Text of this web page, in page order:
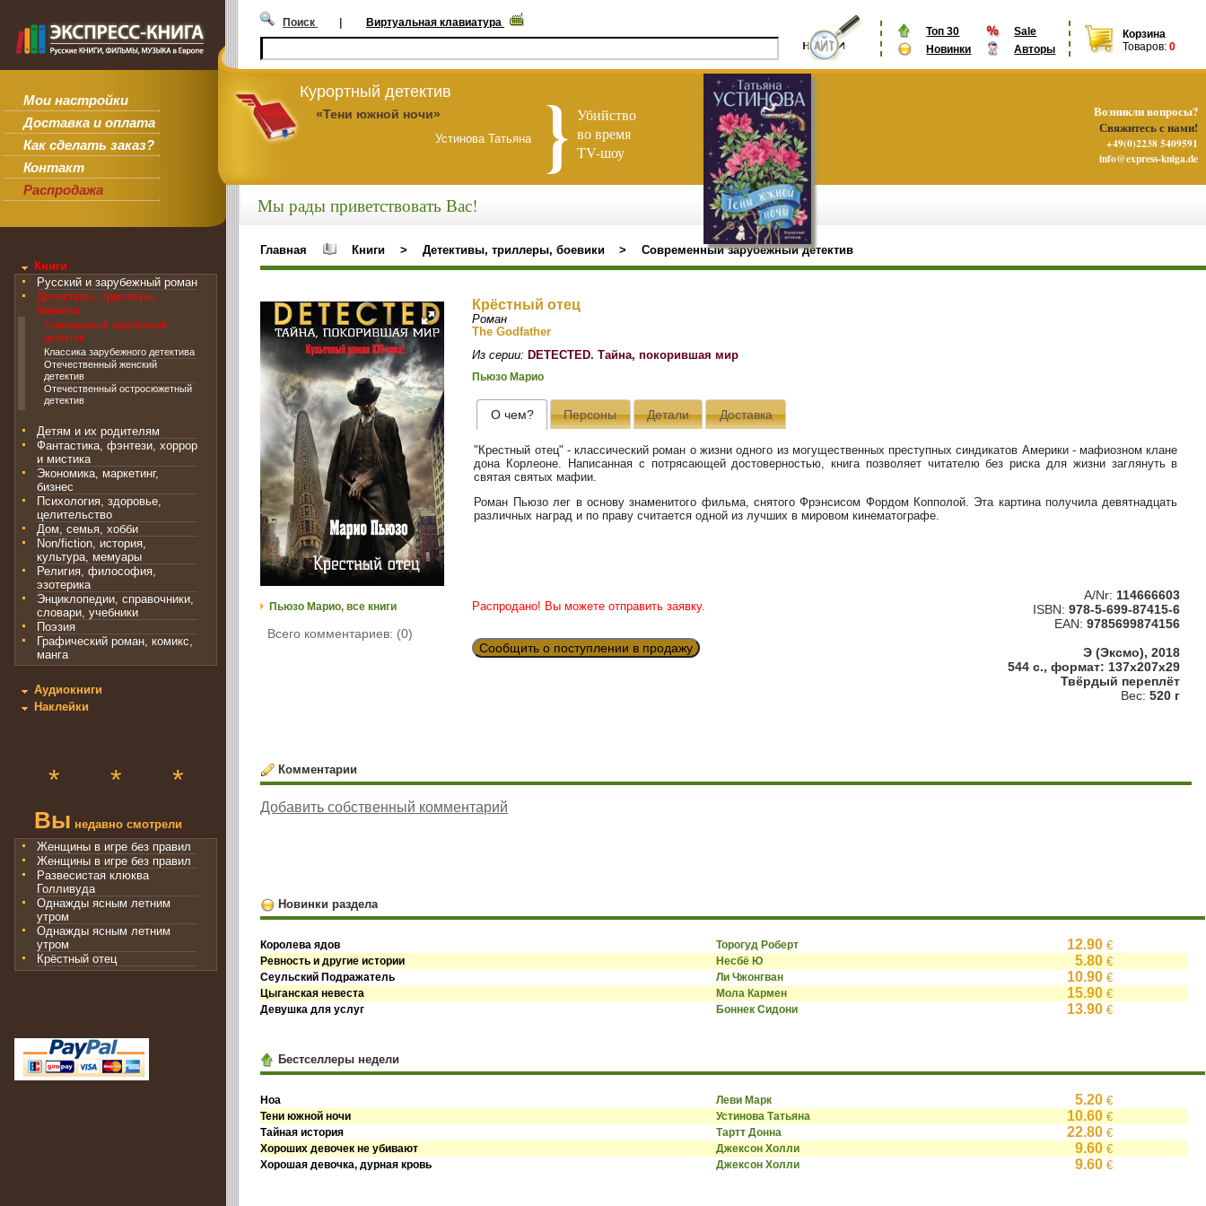
Мои настройки
Доставка и оплата
Как сделать заказ?
Контакт
Распродажа
Топ 30
Sale
Новинки
Авторы
Корзина
Товаров: 0
Поиск | Виртуальная клавиатура
Курортный детектив
«Тени южной ночи»
Устинова Татьяна
Убийство
во время
TV-шоу
Книги
Русский и зарубежный роман
Детективы, триллеры,
боевики
Современный зарубежный
детектив
Классика зарубежного детектива
Отечественный женский
детектив
Отечественный остросюжетный
детектив
Детям и их родителям
Фантастика, фэнтези, хоррор
и мистика
Экономика, маркетинг,
бизнес
Психология, здоровье,
целительство
Дом, семья, хобби
Non/fiction, история,
культура, мемуары
Религия, философия,
эзотерика
Энциклопедии, справочники,
словари, учебники
Поэзия
Графический роман, комикс,
манга
Аудиокниги
Наклейки
* * *
Вы недавно смотрели
Женщины в игре без правил
Женщины в игре без правил
Развесистая клюква
Голливуда
Однажды ясным летним
утром
Однажды ясным летним
утром
Крёстный отец
Мы рады приветствовать Вас!
Главная Книги > Детективы, триллеры, боевики > Современный зарубежный детектив
Пьюзо Марио, все книги
Всего комментариев: (0)
Крёстный отец
Роман
The Godfather
Из серии: DETECTED. Тайна, покорившая мир
Пьюзо Марио
О чем? Персоны Детали Доставка
"Крестный отец" - классический роман о жизни одного из могущественных преступных синдикатов Америки - мафиозном клане
дона Корлеоне. Написанная с потрясающей достоверностью, книга позволяет читателю без риска для жизни заглянуть в
святая святых мафии.
Роман Пьюзо лег в основу знаменитого фильма, снятого Фрэнсисом Фордом Копполой. Эта картина получила девятнадцать
различных наград и по праву считается одной из лучших в мировом кинематографе.
Распродано! Вы можете отправить заявку.
Сообщить о поступлении в продажу
A/Nr: 114666603
ISBN: 978-5-699-87415-6
EAN: 9785699874156
Э (Эксмо), 2018
544 с., формат: 137x207x29
Твёрдый переплёт
Вес: 520 г
Комментарии
Добавить собственный комментарий
Новинки раздела
Королева ядов Торогуд Роберт 12.90 €
Ревность и другие истории Несбё Ю 5.80 €
Сеульский Подражатель Ли Чжонгван 10.90 €
Цыганская невеста Мола Кармен 15.90 €
Девушка для услуг Боннек Сидони 13.90 €
Бестселлеры недели
Ноа Леви Марк 5.20 €
Тени южной ночи Устинова Татьяна 10.60 €
Тайная история Тартт Донна 22.80 €
Хороших девочек не убивают Джексон Холли 9.60 €
Хорошая девочка, дурная кровь Джексон Холли 9.60 €
Возникли вопросы?
Свяжитесь с нами!
+49(0)2238 5409591
info@express-kniga.de